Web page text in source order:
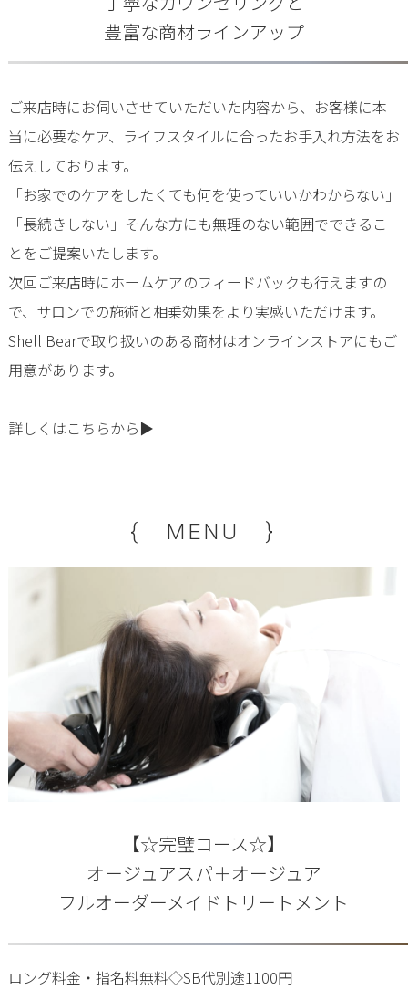
豊富な商材ラインアップ
ご来店時にお伺いさせていただいた内容から、お客様に本
当に必要なケア、ライフスタイルに合ったお手入れ方法をお
伝えしております。
「お家でのケアをしたくても何を使っていいかわからない」
「長続きしない」そんな方にも無理のない範囲でできるこ
とをご提案いたします。
次回ご来店時にホームケアのフィードバックも行えますの
で、サロンでの施術と相乗効果をより実感いただけます。
Shell Bearで取り扱いのある商材はオンラインストアにもご
用意があります。
詳しくはこちらから▶
{ MENU }
【☆完璧コース☆】
オージュアスパ＋オージュア
フルオーダーメイドトリートメント
ロング料金・指名料無料◇SB代別途1100円